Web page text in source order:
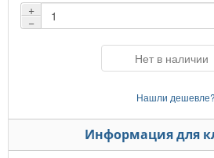
+
−
Нет в наличии
Нашли дешевле?
Информация для